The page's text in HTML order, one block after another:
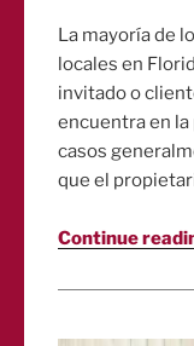
La mayoría de
locales en
invitado o
encuentra en la
casos
que el
Continue